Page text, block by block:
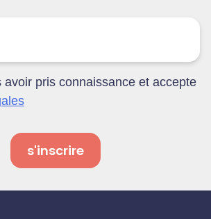
avoir pris connaissance et accepte